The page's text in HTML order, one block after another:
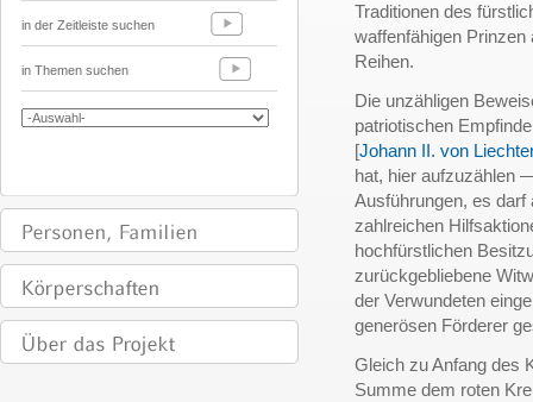
in der Zeitleiste suchen
in Themen suchen
Traditionen des
waffenfähigen
Reihen.
Die unzähligen
patriotischen
[Johann II. von
hat, hier aufzuzählen
Ausführungen, es darf
zahlreichen
hochfürstlichen
zurückgebliebene
der Verwundeten
generösen Förderer
Gleich zu Anfang des
Summe dem roten